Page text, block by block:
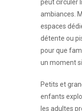
peut circuler
ambiances.
espaces
détente ou
pour que
un moment
Petits et
enfants
les adultes